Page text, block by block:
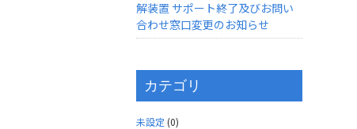
解装置 サポート終了及びお問い
合わせ窓口変更のお知らせ
カテゴリ
未設定 (0)